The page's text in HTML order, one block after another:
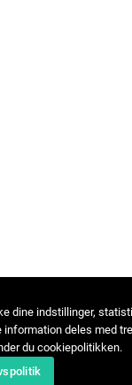
dine indstillinger,
information deles med
du cookiepolitikken.